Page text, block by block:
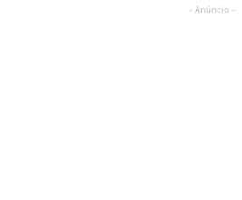
- Anúncio -